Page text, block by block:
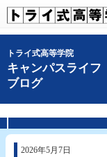
トライ式高等学院
キャンパスライフ
ブログ
2026年5月7日